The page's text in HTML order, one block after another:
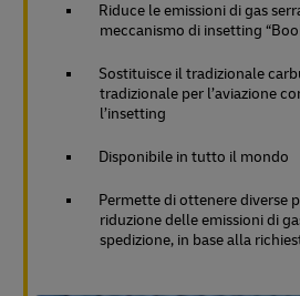
Riduce le emissioni di gas
meccanismo di insetting
Sostituisce il tradizionale
tradizionale per l’aviazione
l’insetting
Disponibile in tutto il mondo
Permette di ottenere diverse
riduzione delle emissioni di
spedizione, in base alla